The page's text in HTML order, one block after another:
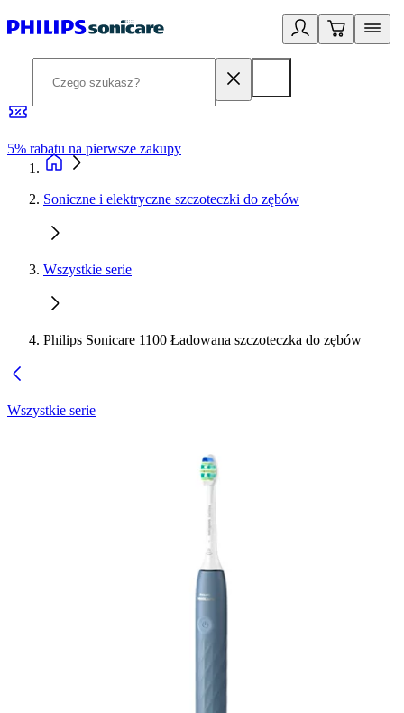
5% rabatu na pierwsze zakupy
Soniczne i elektryczne szczoteczki do zębów
Wszystkie serie
Philips Sonicare 1100 Ładowana szczoteczka do zębów
Wszystkie serie